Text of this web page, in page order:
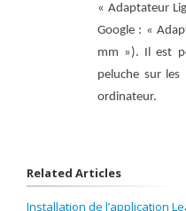
« Adaptateur
Google : «
mm »). Il est
peluche sur
ordinateur.
Related Articles
Installation de l’application